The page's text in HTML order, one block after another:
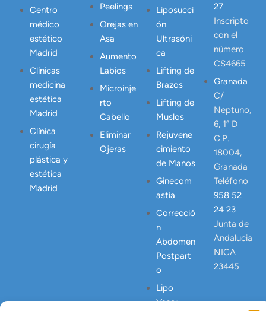
Centro
médico
estético
Madrid
Clínicas
medicina
estética
Madrid
Clínica
cirugía
plástica y
estética
Madrid
Peelings
Orejas en
Asa
Aumento
Labios
Microinje
rto
Cabello
Eliminar
Ojeras
Liposucci
ón
Ultrasóni
ca
Lifting de
Brazos
Lifting de
Muslos
Rejuvene
cimiento
de Manos
Ginecom
astia
Correcció
n
Abdomen
Postpart
o
Lipo
Vaser
27
Inscripto
con el
número
CS4665
Granada
C/
Neptuno,
6, 1º D
C.P.
18004,
Granada
Teléfono
958 52
24 23
Junta de
Andalucia
NICA
23445